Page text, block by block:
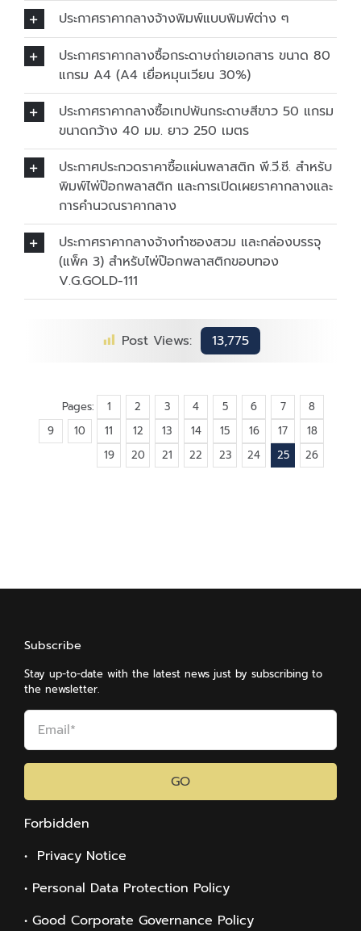
ประกาศราคากลางจ้างพิมพ์แบบพิมพ์ต่าง ๆ
ประกาศราคากลางซื้อกระดาษถ่ายเอกสาร ขนาด 80
แกรม A4 (A4 เยื่อหมุนเวียน 30%)
ประกาศราคากลางซื้อเทปพันกระดาษสีขาว 50 แกรม
ขนาดกว้าง 40 มม. ยาว 250 เมตร
ประกาศประกวดราคาซื้อแผ่นพลาสติก พี.วี.ซี. สำหรับ
พิมพ์ไพ่ป๊อกพลาสติก และการเปิดเผยราคากลางและ
การคำนวณราคากลาง
ประกาศราคากลางจ้างทำซองสวม และกล่องบรรจุ
(แพ็ค 3) สำหรับไพ่ป๊อกพลาสติกขอบทอง
V.G.GOLD-111
Post Views: 13,775
Pages: 1 2 3 4 5 6 7
8
9
10 11 12 13 14 15 16 17
18
19
20 21 22 23 24 25 26
Subscribe
Stay up-to-date with the latest news just by subscribing to
the newsletter.
GO
Forbidden
• Privacy Notice
• Personal Data Protection Policy
• Good Corporate Governance Policy